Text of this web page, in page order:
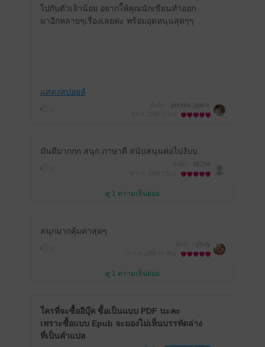
ไปกับตัวเจ้าน้อย อยากใ้ห้คุณนักเขียนทำออก
มาอีกหลายๆเรื่องเลยค่ะ พร้อมอุดหนุนสุดๆๆ
แสดงสปอยล์
pinkkk_pps⛧
มันดีมากกก สนุก ภาษาดี สนับสนุนต่อไปงับบ
R6256
ดู 1 ความเห็นย่อย
สนุกมากคุ้มค่าสุดๆ
j3sty
ดู 1 ความเห็นย่อย
ใครที่จะซื้ออีบุ๊ค ซื้อเป็นแบบ PDF นะคะ
เพราะซื้อแบบ Epub จะมองไม่เห็นบรรทัดล่าง
ที่เป็นคำแปล